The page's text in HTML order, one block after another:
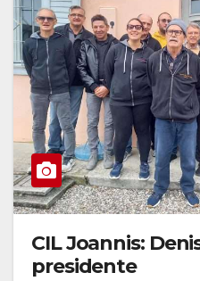
CIL Joannis:
presidente